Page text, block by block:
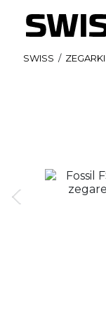
SWISS / ZEGARKI